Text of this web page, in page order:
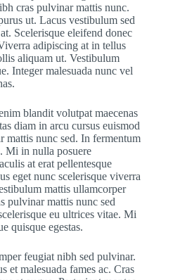
cras pulvinar mattis nunc.
ut. Lacus vestibulum sed
Scelerisque eleifend donec
adipiscing at in tellus
aliquam ut. Vestibulum
Integer malesuada nunc vel
blandit volutpat maecenas
diam in arcu cursus euismod
mattis nunc sed. In fermentum
Mi in nulla posuere
at erat pellentesque
eget nunc scelerisque viverra
mattis ullamcorper
pulvinar mattis nunc sed
eu ultrices vitae. Mi
quisque egestas.
feugiat nibh sed pulvinar.
et malesuada fames ac. Cras